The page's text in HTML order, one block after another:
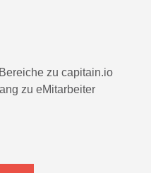
zu capitain.io
zu eMitarbeiter